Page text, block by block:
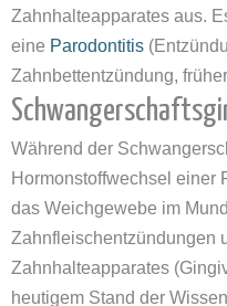
Zahnhalteapparates aus.
eine Parodontitis
Zahnbettentzündung,
Während der
Hormonstoffwechsel einer
das Weichgewebe im
Zahnfleischentzündungen
Zahnhalteapparates
heutigem Stand der